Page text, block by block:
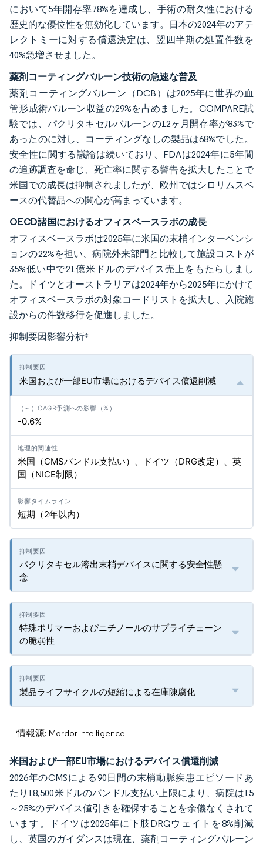
において5年開存率78%を達成し、手術の耐久性における
歴史的な優位性を無効化しています。日本の2024年のアテ
レクトミーに対する償還決定は、翌四半期の処置件数を
40%急増させました。
薬剤コーティングバルーン技術の急速な普及
薬剤コーティングバルーン（DCB）は2025年に世界の血
管形成術バルーン収益の29%を占めました。COMPARE試
験では、パクリタキセルバルーンの12ヶ月開存率が83%で
あったのに対し、コーティングなしの製品は68%でした。
安全性に関する議論は続いており、FDAは2024年に5年間
の追跡調査を命じ、死亡率に関する警告を拡大したことで
米国での成長は抑制されましたが、欧州ではシロリムスベ
ースの代替品への関心が高まっています。
OECD諸国におけるオフィスベースラボの成長
オフィスベースラボは2025年に米国の末梢インターベンシ
ョンの22%を担い、病院外来部門と比較して施設コストが
35%低い中で21億米ドルのデバイス売上をもたらしまし
た。ドイツとオーストラリアは2024年から2025年にかけて
オフィスベースラボの対象コードリストを拡大し、入院施
設からの件数移行を促進しました。
抑制要因影響分析*
米国および一部EU市場におけるデバイス償還削減
-0.6%
米国（CMSバンドル支払い）、ドイツ（DRG改定）、英
国（NICE制限）
短期（2年以内）
パクリタキセル溶出末梢デバイスに関する安全性懸
念
特殊ポリマーおよびニチノールのサプライチェーン
の脆弱性
製品ライフサイクルの短縮による在庫陳腐化
情報源: Mordor Intelligence
米国および一部EU市場におけるデバイス償還削減
2026年のCMSによる90日間の末梢動脈疾患エピソードあ
たり18,500米ドルのバンドル支払い上限により、病院は15
～25%のデバイス値引きを確保することを余儀なくされて
います。ドイツは2025年に下肢DRGウェイトを8%削減
し、英国のガイダンスは現在、薬剤コーティングバルーン